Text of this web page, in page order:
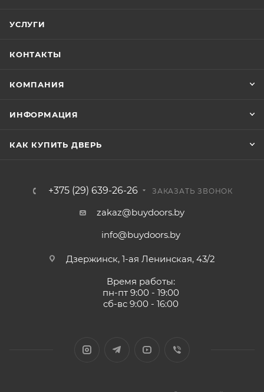
УСЛУГИ
КОНТАКТЫ
КОМПАНИЯ
ИНФОРМАЦИЯ
КАК КУПИТЬ ДВЕРЬ
+375 (29) 639-26-26 ЗАКАЗАТЬ ЗВОНОК
zakaz@buydoors.by
info@buydoors.by
Дзержинск, 1-ая Ленинская, 43/2
Время работы:
пн-пт 9:00 - 19:00
сб-вс 9:00 - 16:00